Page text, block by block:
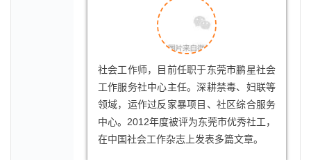
社会工作师，目前任职于东莞市鹏星社会
工作服务社中心主任。深耕禁毒、妇联等
领域，运作过反家暴项目、社区综合服务
中心。2012年度被评为东莞市优秀社工，
在中国社会工作杂志上发表多篇文章。